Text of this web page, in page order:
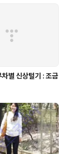
별 신상털기 : 조금